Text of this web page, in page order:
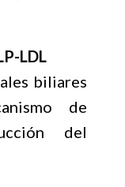
LDL
biliares
de
del